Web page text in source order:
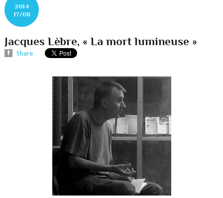
2014
17/08
Jacques Lèbre, « La mort lumineuse »
Share